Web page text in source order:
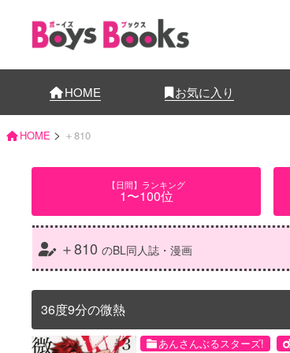
HOME お気に入り
HOME > ＋810
【日間】ランキング
1〜100位
＋810のBL同人誌・漫画
36度9分の微熱
あんさんぶるスターズ!